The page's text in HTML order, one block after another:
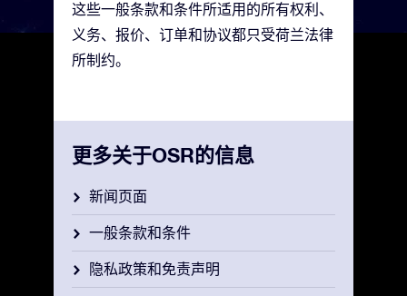
这些一般条款和条件所适用的所有权利、
义务、报价、订单和协议都只受荷兰法律
所制约。
更多关于OSR的信息
新闻页面
一般条款和条件
隐私政策和免责声明